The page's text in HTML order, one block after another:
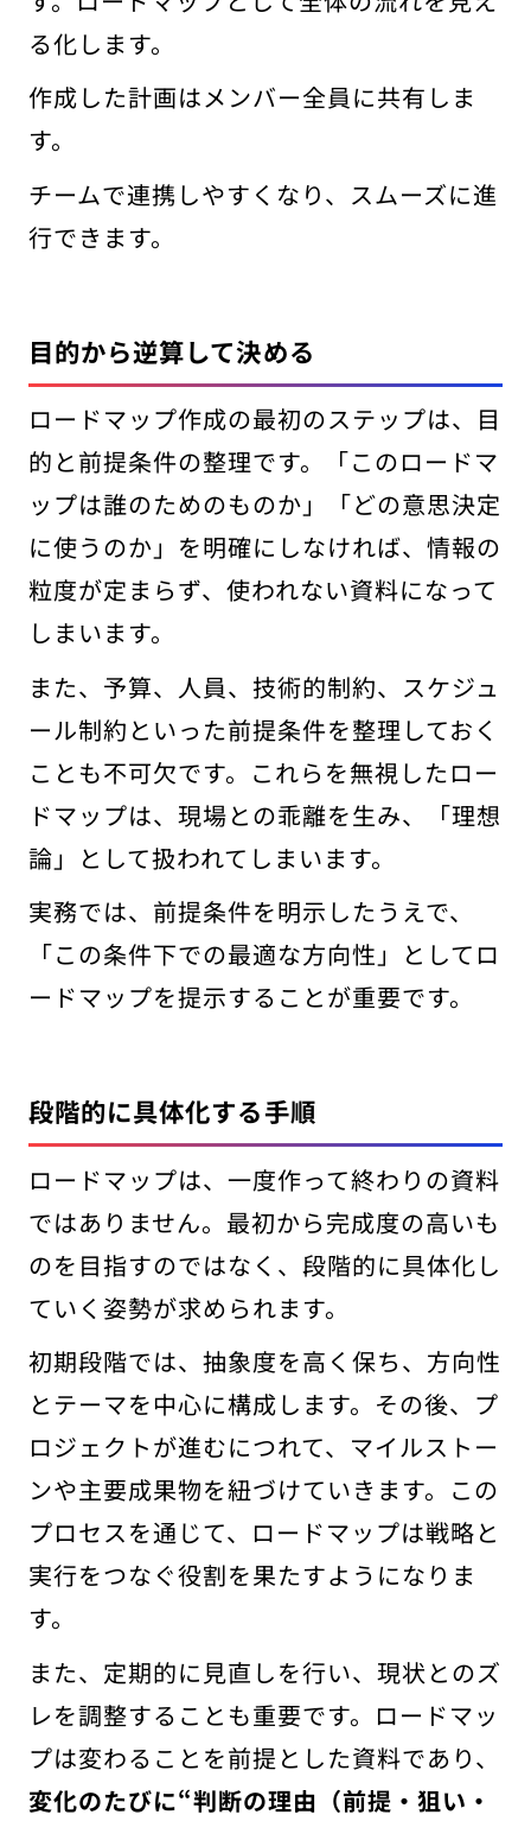
る化します。
作成した計画はメンバー全員に共有しま
す。
チームで連携しやすくなり、スムーズに進
行できます。
目的から逆算して決める
ロードマップ作成の最初のステップは、目
的と前提条件の整理です。「このロードマ
ップは誰のためのものか」「どの意思決定
に使うのか」を明確にしなければ、情報の
粒度が定まらず、使われない資料になって
しまいます。
また、予算、人員、技術的制約、スケジュ
ール制約といった前提条件を整理しておく
ことも不可欠です。これらを無視したロー
ドマップは、現場との乖離を生み、「理想
論」として扱われてしまいます。
実務では、前提条件を明示したうえで、
「この条件下での最適な方向性」としてロ
ードマップを提示することが重要です。
段階的に具体化する手順
ロードマップは、一度作って終わりの資料
ではありません。最初から完成度の高いも
のを目指すのではなく、段階的に具体化し
ていく姿勢が求められます。
初期段階では、抽象度を高く保ち、方向性
とテーマを中心に構成します。その後、プ
ロジェクトが進むにつれて、マイルストー
ンや主要成果物を紐づけていきます。この
プロセスを通じて、ロードマップは戦略と
実行をつなぐ役割を果たすようになりま
す。
また、定期的に見直しを行い、現状とのズ
レを調整することも重要です。ロードマッ
プは変わることを前提とした資料であり、
変化のたびに“判断の理由（前提・狙い・